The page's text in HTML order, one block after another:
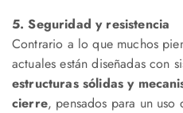
5. Seguridad y resistencia
Contrario a lo que muchos
actuales están diseñadas con
estructuras sólidas y
cierre, pensados para un uso